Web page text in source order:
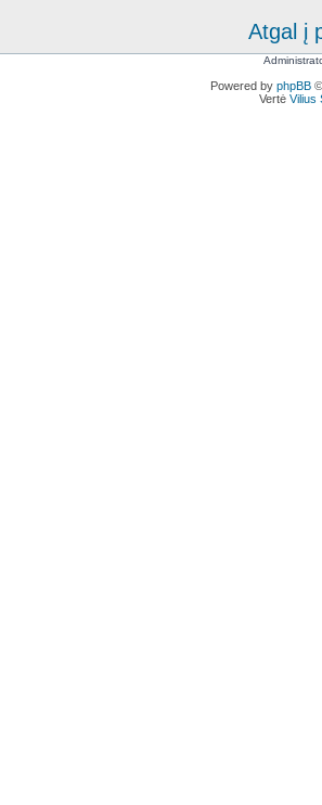
Atgal į
Powered by phpBB
Vertė Vilius